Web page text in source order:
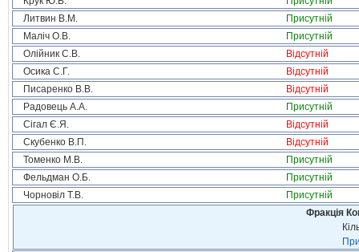
Литвин В.М.
Присутній
Маліч О.В.
Присутній
Олійник С.В.
Відсутній
Осика С.Г.
Відсутній
Писаренко В.В.
Відсутній
Радовець А.А.
Присутній
Сігал Є.Я.
Відсутній
Скубенко В.П.
Відсутній
Томенко М.В.
Присутній
Фельдман О.Б.
Присутній
Чорновіл Т.В.
Присутній
Фракція